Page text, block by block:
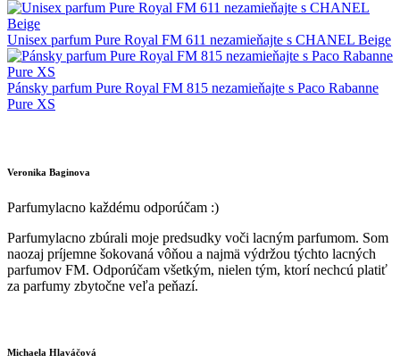
Unisex parfum Pure Royal FM 611 nezamieňajte s CHANEL Beige
Pánsky parfum Pure Royal FM 815 nezamieňajte s Paco Rabanne
Pure XS
Veronika Baginova
Parfumylacno každému odporúčam :)
Parfumylacno zbúrali moje predsudky voči lacným parfumom. Som
naozaj príjemne šokovaná vôňou a najmä výdržou týchto lacných
parfumov FM. Odporúčam všetkým, nielen tým, ktorí nechcú platiť
za parfumy zbytočne veľa peňazí.
Michaela Hlaváčová